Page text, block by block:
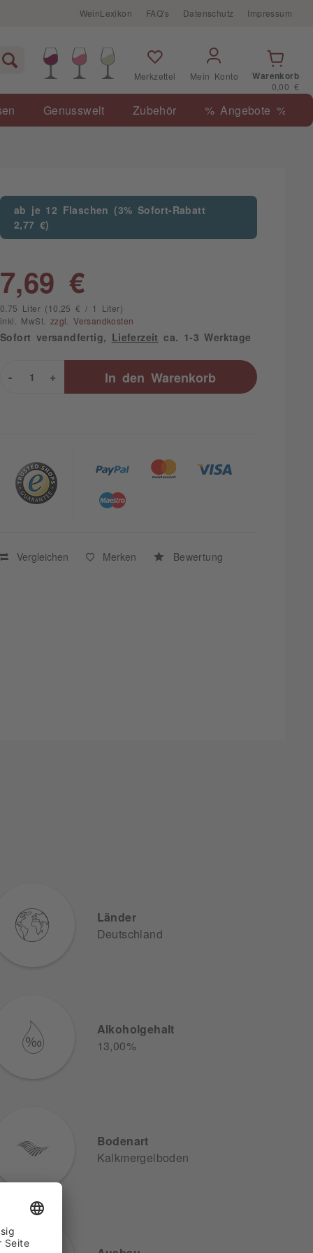
WeinLexikon FAQ's Datenschutz Impressum
Merkzettel Mein Konto
Warenkorb
0,00 €
Genusswelt Zubehör % Angebote %
ab je 12 Flaschen (3% Sofort-Rabatt
2,77 €)
7,69 €
0.75 Liter (10,25 € / 1 Liter)
inkl. MwSt. zzgl. Versandkosten
Sofort versandfertig, Lieferzeit ca. 1-3 Werktage
+
- In den Warenkorb
Vergleichen Merken Bewertung
Länder
Deutschland
Alkoholgehalt
13,00%
Bodenart
Kalkmergelboden